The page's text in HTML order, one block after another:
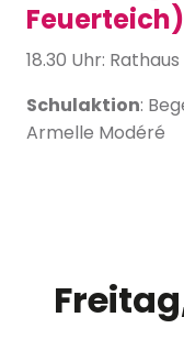
Feuerteich)
18.30 Uhr: Rathaus
Schulaktion:
Armelle Modéré